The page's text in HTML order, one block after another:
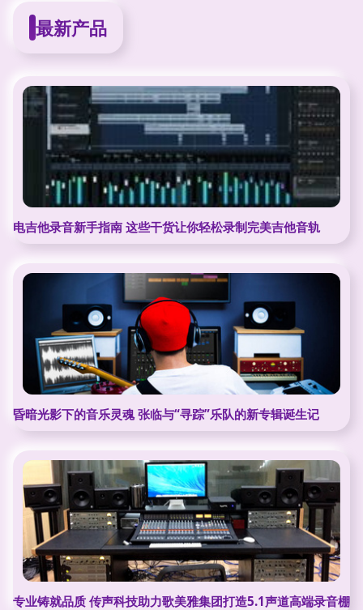
最新产品
电吉他录音新手指南 这些干货让你轻松录制完美吉他音轨
昏暗光影下的音乐灵魂 张临与“寻踪”乐队的新专辑诞生记
专业铸就品质 传声科技助力歌美雅集团打造5.1声道高端录音棚